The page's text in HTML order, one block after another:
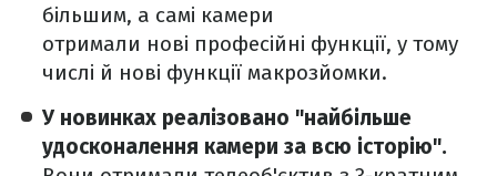
більшим, а самі камери
отримали нові професійні функції, у тому
числі й нові функції макрозйомки.
У новинках реалізовано "найбільше
удосконалення камери за всю історію".